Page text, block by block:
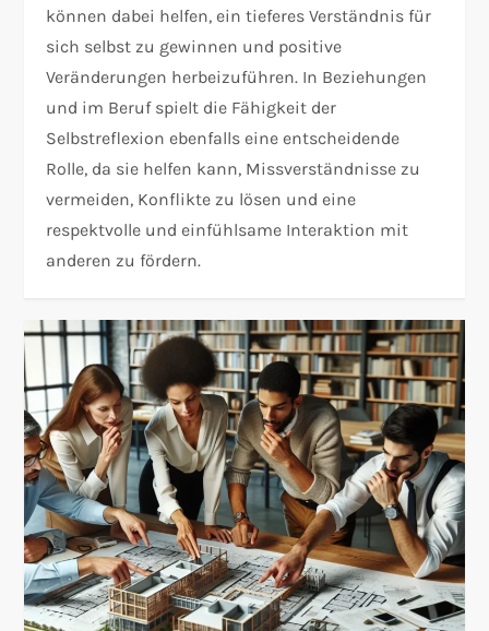
können dabei helfen, ein tieferes Verständnis für
sich selbst zu gewinnen und positive
Veränderungen herbeizuführen. In Beziehungen
und im Beruf spielt die Fähigkeit der
Selbstreflexion ebenfalls eine entscheidende
Rolle, da sie helfen kann, Missverständnisse zu
vermeiden, Konflikte zu lösen und eine
respektvolle und einfühlsame Interaktion mit
anderen zu fördern.